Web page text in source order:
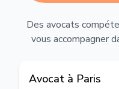
Des avocats
vous accompagner
Avocat à Paris